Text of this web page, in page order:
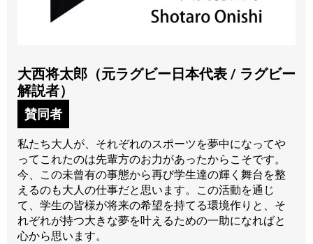
大西将太郎（元ラグビー日本代表 / ラグビー
解説者）
賛同者
私たち大人が、それぞれのスポーツを夢中になってや
ってこれたのは先輩方のお力があったからこそです。
今、この未曾有の事態から再び学生達の輝く舞台を整
えるのも大人の仕事だと思います。この活動を通じ
て、学生の皆様が将来の希望を持てる環境作りと、そ
れぞれが持つ大きな夢を叶えるための一助になればと
心から思います。